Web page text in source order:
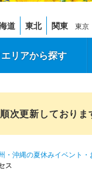
道 東北 関東 東京
エリアから探す
次更新しておりま
・沖縄の夏休みイベント・
ス